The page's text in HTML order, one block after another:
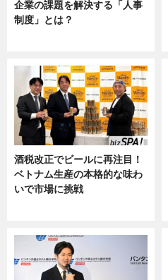
企業の課題を解決する「人事
制度」とは？
酒税改正でビールに再注目！
ベトナム生産の本格的な味わ
いで市場に挑戦